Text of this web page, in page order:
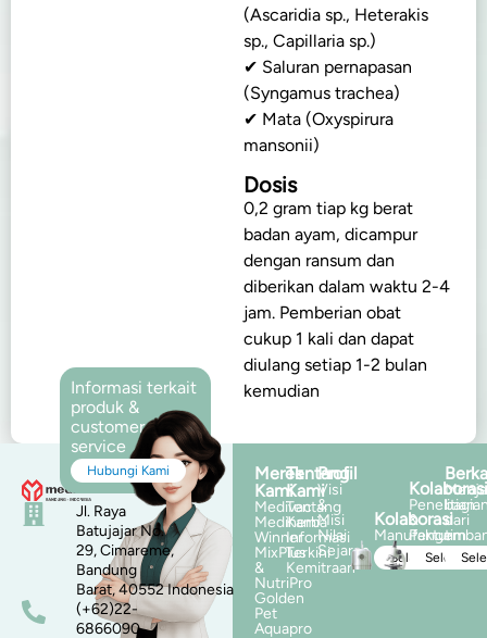
(Ascaridia sp., Heterakis
sp., Capillaria sp.)
✔ Saluran pernapasan
(Syngamus trachea)
✔ Mata (Oxyspirura
mansonii)
Dosis
0,2 gram tiap kg berat
badan ayam, dicampur
dengan ransum dan
diberikan dalam waktu 2-4
jam. Pemberian obat
cukup 1 kali dan dapat
diulang setiap 1-2 bulan
kemudian
Jl. Raya
Batujajar No.
29, Cimareme,
Bandung
Barat, 40552 Indonesia
(+62)22-
6866090
Informasi terkait
produk &
customer
service
Hubungi Kami
Merek
Kami
Medivac
Mediherba
Winner
MixPlus
&
NutriPro
Golden
Pet
Aquapro
Tentang
Kami
Tentang
Kami
Informasi
Terkini
Kemitraan
Profil
Visi
&
Misi
Nilai
Sejarah
Kolaborasi
Manufaktur
Selengkapnya
Penelitian
&
dari
tim